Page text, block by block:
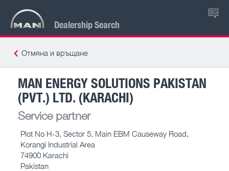
Dealership Search
BG
Отмяна и връщане
MAN ENERGY SOLUTIONS PAKISTAN
(PVT.) LTD. (KARACHI)
Service partner
Plot No H-3, Sector 5, Main EBM Causeway Road,
Korangi Industrial Area
74900 Karachi
Pakistan